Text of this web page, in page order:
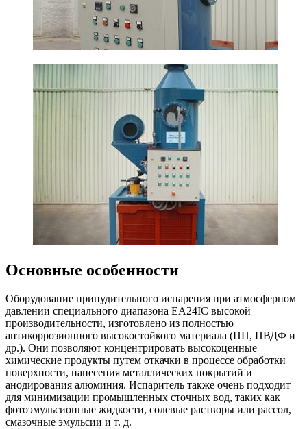
Основные особенности
Оборудование принудительного испарения при атмосферном
давлении специального диапазона EA24IC высокой
производительности, изготовлено из полностью
антикоррозионного высокостойкого материала (ПП, ПВДФ и
др.). Они позволяют концентрировать высокоценные
химические продукты путем откачки в процессе обработки
поверхности, нанесения металлических покрытий и
анодирования алюминия. Испаритель также очень подходит
для минимизации промышленных сточных вод, таких как
фотоэмульсионные жидкости, солевые растворы или рассол,
смазочные эмульсии и т. д.